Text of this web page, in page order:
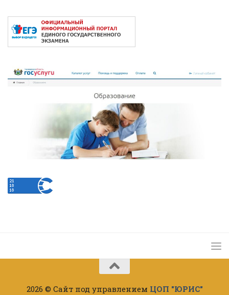
2026 © Сайт под управлением ЦОП "ЮРИС"